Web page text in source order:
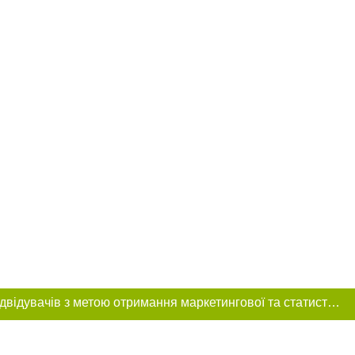
Цей сайт використовує «cookies». Також веб-сайт використовує інтернет-сервіс для збору технічних даних стосовно відвідувачів з метою отримання маркетингової та статистичної інформації. Умови обробки даних відвідувачів сайту див.